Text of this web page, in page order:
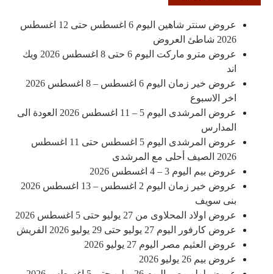
عروض سنتر شاهين اليوم 6 اغسطس حتى 12 اغسطس
2026 شاطئ العروض
عروض مترو ماركت اليوم 6 حتى 8 اغسطس 2026 ويك
اند
عروض خير زمان اليوم 6 اغسطس – 8 اغسطس 2026
اخر الاسبوع
عروض المرشدى اليوم 5 – 11 اغسطس 2026 العودة الى
المدارس
عروض المرشدى اليوم 5 اغسطس حتى 11 اغسطس
2026 الصيف أحلى مع المرشدى
عروض بيم اليوم 3 – 4 اغسطس 2026
عروض خير زمان اليوم 2 اغسطس – 13 اغسطس 2026
بنى سويف
عروض اولاد المحلاوى من 27 يوليو حتى 5 اغسطس 2026
عروض كارفور اليوم 27 يوليو حتى 29 يوليو 2026 الفريش
عروض العثيم مصر اليوم 27 يوليو 2026
عروض بيم 26 يوليو 2026